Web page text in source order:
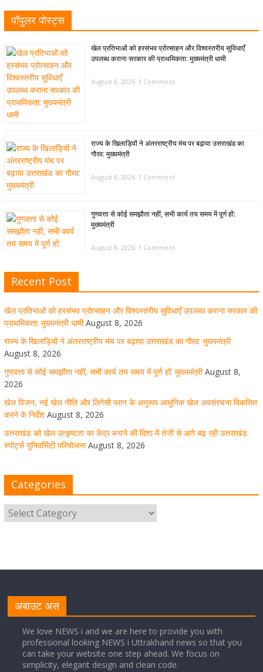
पॉपुलर पोस्ट्स
खेल प्रतिभाओं को हरसंभव प्रोत्साहन और विश्वस्तरीय सुविधाएँ
उपलब्ध कराना सरकार की प्राथमिकता: मुख्यमंत्री धामी
August 8, 2026 1 Comment
राज्य के खिलाड़ियों ने अंतरराष्ट्रीय मंच पर बढ़ाया उत्तराखंड का
गौरव: मुख्यमंत्री
August 8, 2026 1 Comment
गुणवत्ता से कोई समझौता नहीं, सभी कार्य तय समय में पूर्ण हों:
मुख्यमंत्री
August 8, 2026 1 Comment
अवसंरचना विकसित करने के निर्देश
August 8, 2026 1 Comment
उत्तराखंड को खेल उत्कृष्टता का केंद्र बनाने की दिशा में तेजी से आगे
बढ़ रही उत्तराखंड स्पोर्ट्स यूनिवर्सिटी परियोजना
August 8, 2026 1 Comment
मुख्य सचिव ने कहा- कौशल विकास से संबंधित सभी विभाग एक
Cabinet Baithak: उत्तराखंड में श्रमिकों को हर महीने 7 तारीख
तक मिलेगी मजदूरी, ओवरटाइम पर मिलेगा दोगुना भुगतान
Recent Post
खेल प्रतिभाओं को हरसंभव प्रोत्साहन और विश्वस्तरीय सुविधाएँ उपलब्ध कराना सरकार की
प्राथमिकता: मुख्यमंत्री धामी August 8, 2026
राज्य के खिलाड़ियों ने अंतरराष्ट्रीय मंच पर बढ़ाया उत्तराखंड का गौरव: मुख्यमंत्री
August 8, 2026
गुणवत्ता से कोई समझौता नहीं, सभी कार्य तय समय में पूर्ण हों: मुख्यमंत्री August 8,
2026
खेल विजन, नई खेल नीति और लिगेसी प्लान के अनुरूप आधुनिक खेल अवसंरचना विकसित
करने के निर्देश August 8, 2026
उत्तराखंड को खेल उत्कृष्टता का केंद्र बनाने की दिशा में तेजी से आगे बढ़ रही उत्तराखंड
स्पोर्ट्स यूनिवर्सिटी परियोजना August 8, 2026
Categories
अबाउट अस
We love NEWS i and we are here to provide you with
professional looking NEWS i Uttrakhand news so that you
can take your website one step ahead. We focus on
simplicity, elegant design and clean code.